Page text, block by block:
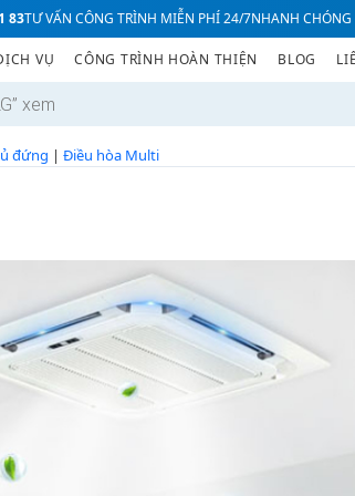
83TƯ VẤN CÔNG TRÌNH MIỄN PHÍ 24/7NHANH
VỤ CÔNG TRÌNH HOÀN THIỆN BLOG
đứng | Điều hòa Multi